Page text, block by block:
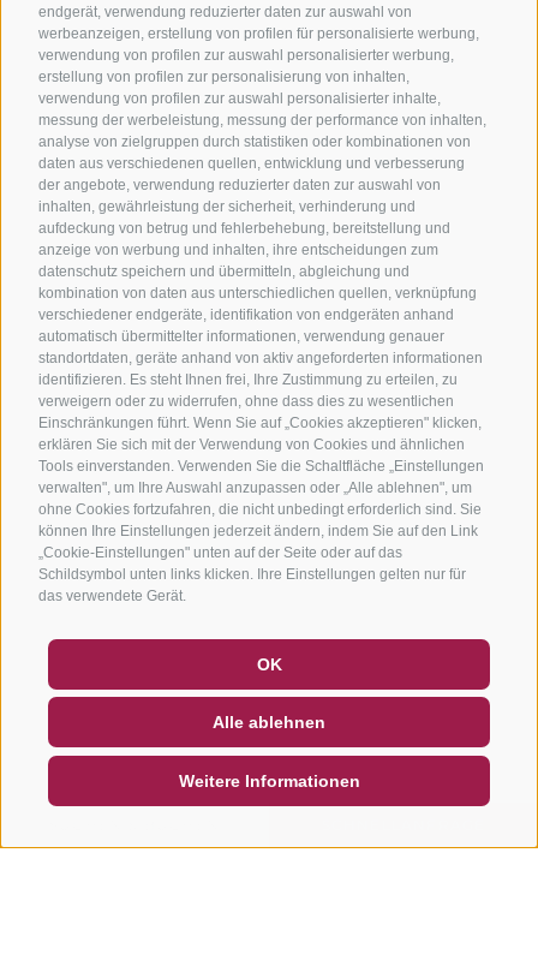
endgerät, verwendung reduzierter daten zur auswahl von
werbeanzeigen, erstellung von profilen für personalisierte werbung,
verwendung von profilen zur auswahl personalisierter werbung,
erstellung von profilen zur personalisierung von inhalten,
verwendung von profilen zur auswahl personalisierter inhalte,
messung der werbeleistung, messung der performance von inhalten,
analyse von zielgruppen durch statistiken oder kombinationen von
daten aus verschiedenen quellen, entwicklung und verbesserung
der angebote, verwendung reduzierter daten zur auswahl von
inhalten, gewährleistung der sicherheit, verhinderung und
aufdeckung von betrug und fehlerbehebung, bereitstellung und
anzeige von werbung und inhalten, ihre entscheidungen zum
datenschutz speichern und übermitteln, abgleichung und
kombination von daten aus unterschiedlichen quellen, verknüpfung
verschiedener endgeräte, identifikation von endgeräten anhand
automatisch übermittelter informationen, verwendung genauer
standortdaten, geräte anhand von aktiv angeforderten informationen
identifizieren. Es steht Ihnen frei, Ihre Zustimmung zu erteilen, zu
verweigern oder zu widerrufen, ohne dass dies zu wesentlichen
Einschränkungen führt. Wenn Sie auf „Cookies akzeptieren" klicken,
erklären Sie sich mit der Verwendung von Cookies und ähnlichen
Tools einverstanden. Verwenden Sie die Schaltfläche „Einstellungen
verwalten", um Ihre Auswahl anzupassen oder „Alle ablehnen", um
ohne Cookies fortzufahren, die nicht unbedingt erforderlich sind. Sie
können Ihre Einstellungen jederzeit ändern, indem Sie auf den Link
„Cookie-Einstellungen" unten auf der Seite oder auf das
Schildsymbol unten links klicken. Ihre Einstellungen gelten nur für
das verwendete Gerät.
OK
Alle ablehnen
Weitere Informationen
NEWSLETTER
SOCIAL WALL WETTER